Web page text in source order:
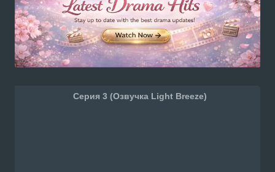
Серия 3 (Озвучка Light Breeze)